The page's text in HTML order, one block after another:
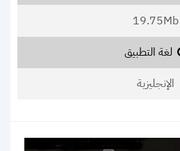
19.75Mb
لغة التطبيق
الإنجليزية